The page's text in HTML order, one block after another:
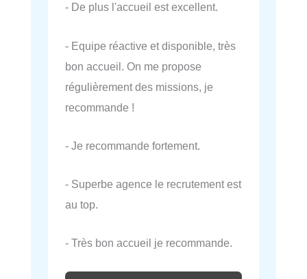
- De plus l'accueil est excellent.
- Equipe réactive et disponible, très
bon accueil. On me propose
régulièrement des missions, je
recommande !
- Je recommande fortement.
- Superbe agence le recrutement est
au top.
- Très bon accueil je recommande.